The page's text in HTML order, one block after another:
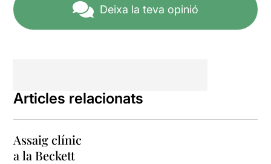
de l’actual medicina en el
comportament físic i
psicològic de les persones;
de conillet d’índies, sense
ser conscients. En aquest
cas, agreujat pel fet que es
Deixa la teva opinió
Articles relacionats
Assaig clínic
a la Beckett